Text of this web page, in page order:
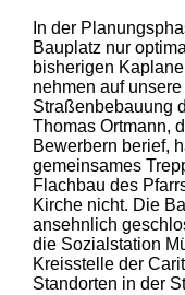
In der
Bauplatz nur
bisherigen
nehmen auf
Straßenbebauung
Thomas Ortmann,
Bewerbern berief,
gemeinsames
Flachbau des
Kirche nicht. Die
ansehnlich
die Sozialstation
Kreisstelle der
Standorten in der